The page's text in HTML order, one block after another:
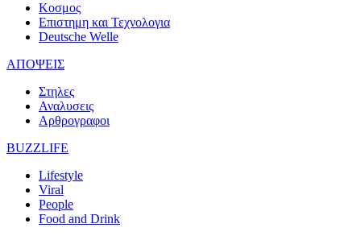
Κοσμος
Επιστημη και Τεχνολογια
Deutsche Welle
ΑΠΟΨΕΙΣ
Στηλες
Αναλυσεις
Αρθρογραφοι
BUZZLIFE
Lifestyle
Viral
People
Food and Drink